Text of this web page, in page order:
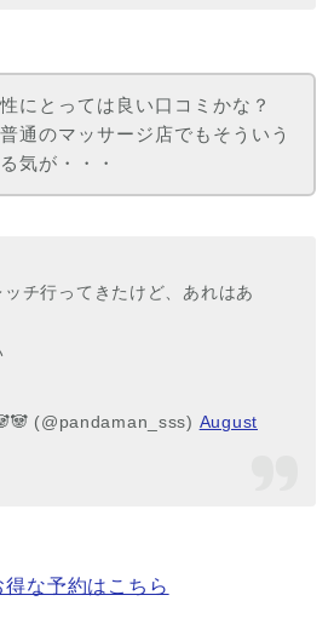
にとっては良い口コミかな？
通のマッサージ店でもそういう
気が・・・
チ行ってきたけど、あれはあ
(@pandaman_sss) August
な予約はこちら